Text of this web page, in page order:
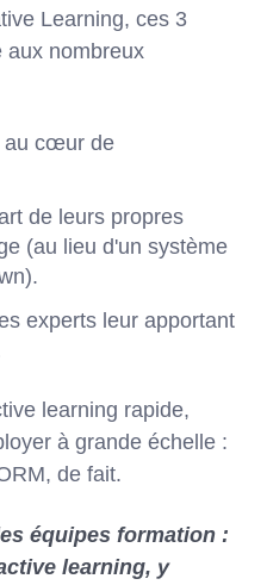
Learning, ces 3
aux nombreux
au cœur de
de leurs propres
(au lieu d'un système
experts leur apportant
learning rapide,
à grande échelle :
de fait.
équipes formation :
learning, y